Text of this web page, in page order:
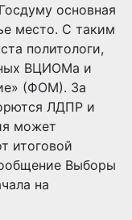
основная
место. С таким
политологи,
ВЦИОМа и
(ФОМ). За
ЛДПР и
может
итоговой
Выборы
на